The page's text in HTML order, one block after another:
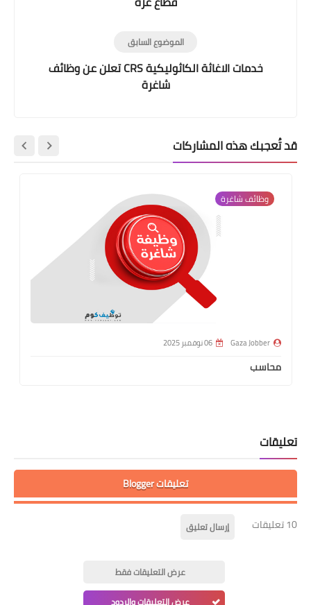
الموضوع السابق
خدمات الاغاثة الكاثوليكية CRS تعلن عن وظائف
شاغرة
قد تُعجبك هذه المشاركات
وظائف شاغرة
Gaza Jobber 06 نوفمبر 2025
محاسب
تعليقات
تعليقات Blogger
10 تعليقات إرسال تعليق
عرض التعليقات فقط
عرض التعليقات والردود